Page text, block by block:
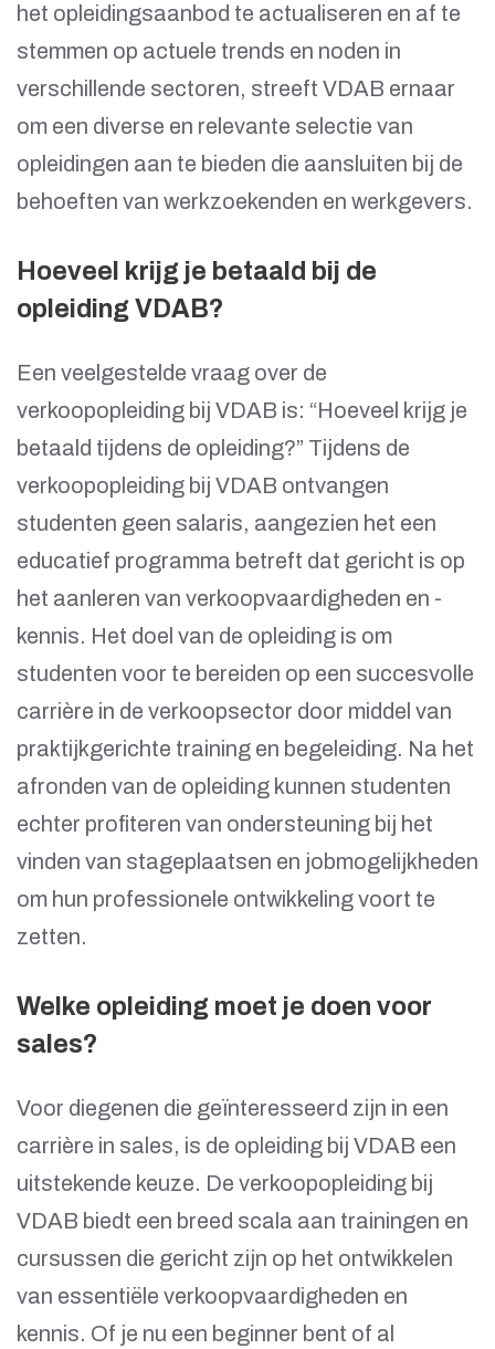
het opleidingsaanbod te actualiseren en af te
stemmen op actuele trends en noden in
verschillende sectoren, streeft VDAB ernaar
om een diverse en relevante selectie van
opleidingen aan te bieden die aansluiten bij de
behoeften van werkzoekenden en werkgevers.
Hoeveel krijg je betaald bij de
opleiding VDAB?
Een veelgestelde vraag over de
verkoopopleiding bij VDAB is: “Hoeveel krijg je
betaald tijdens de opleiding?” Tijdens de
verkoopopleiding bij VDAB ontvangen
studenten geen salaris, aangezien het een
educatief programma betreft dat gericht is op
het aanleren van verkoopvaardigheden en -
kennis. Het doel van de opleiding is om
studenten voor te bereiden op een succesvolle
carrière in de verkoopsector door middel van
praktijkgerichte training en begeleiding. Na het
afronden van de opleiding kunnen studenten
echter profiteren van ondersteuning bij het
vinden van stageplaatsen en jobmogelijkheden
om hun professionele ontwikkeling voort te
zetten.
Welke opleiding moet je doen voor
sales?
Voor diegenen die geïnteresseerd zijn in een
carrière in sales, is de opleiding bij VDAB een
uitstekende keuze. De verkoopopleiding bij
VDAB biedt een breed scala aan trainingen en
cursussen die gericht zijn op het ontwikkelen
van essentiële verkoopvaardigheden en
kennis. Of je nu een beginner bent of al